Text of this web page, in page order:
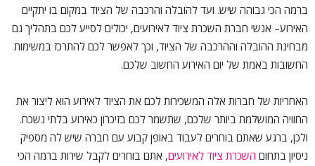
ברמה הכי גבוהה שיש. ועד להובלה והרכבה של הציוד במקום בו יתקיים
האירוע– אנשי חברת השכרת ציוד לאירועים, יכולים לסייע לכם בתהליך גם
מבחינת ההובלה וההרכבה של הציוד, וכך לאפשר לכם להתרכז במשימות
החשובות באמת של יום האירוע החשוב שלכם.
האחריות של חברות אלה המשכירות לכם את הציוד לאירוע הוא ליצור את
החוויה המושלמת ביותר שלכם, שתשמר לכם בזיכרון כאירוע בלתי נשכח.
ולכן, ברגע שאתם בוחרים לעבוד באופן קבוע עם חברה שיש לה מספיק
ניסיון בתחום השכרת ציוד לאירועים, אתם בוחרים לקבל שירות ברמה הכי